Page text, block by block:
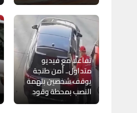
تفاعلًا مع فيديو
متداول.. أمن طنجة
يوقف شخصين بتهمة
النصب بمحطة وقود